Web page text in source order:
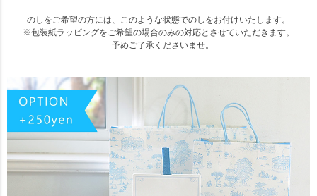
のしをご希望の方には、このような状態でのしをお付けいたします。
※包装紙ラッピングをご希望の場合のみの対応とさせていただきます。
予めご了承くださいませ。